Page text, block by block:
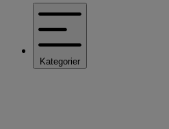
Kategorier